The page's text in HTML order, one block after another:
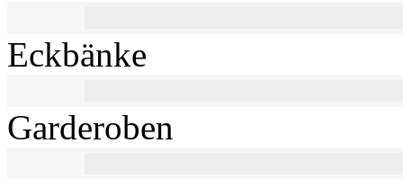
Eckbänke
Garderoben